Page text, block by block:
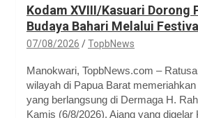
Kodam XVIII/Kasuari Dorong
Budaya Bahari Melalui
07/08/2026 TopbNews
Manokwari, TopbNews.com –
wilayah di Papua Barat
yang berlangsung di Dermaga H.
Kamis (6/8/2026). Ajang yang digelar